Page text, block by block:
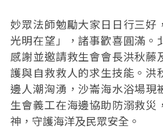
妙眾法師勉勵大家日日行三好
光明在望」，諸事歡喜圓滿。
感謝並邀請救生會會長洪秋藤
護與自救救人的求生技能。洪
邊人潮洶湧，沙崙海水浴場現
生會義工在海邊協助防溺救災
神，守護海洋及民眾安全。